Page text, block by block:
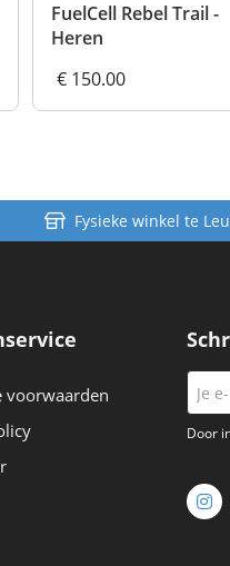
FuelCell Rebel Trail -
Heren
€ 150.00
Fysieke winkel te
voorwaarden
Door